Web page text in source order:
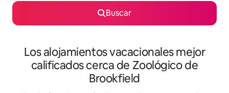
Buscar
Los alojamientos vacacionales mejor
calificados cerca de Zoológico de
Brookfield